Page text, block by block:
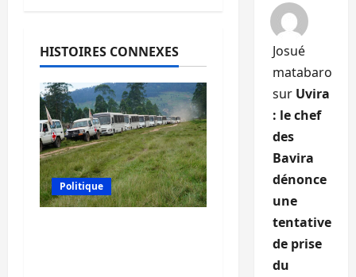
HISTOIRES CONNEXES
Politique
Josué
matabaro
sur Uvira
: le chef
des
Bavira
dénonce
une
tentative
de prise
du